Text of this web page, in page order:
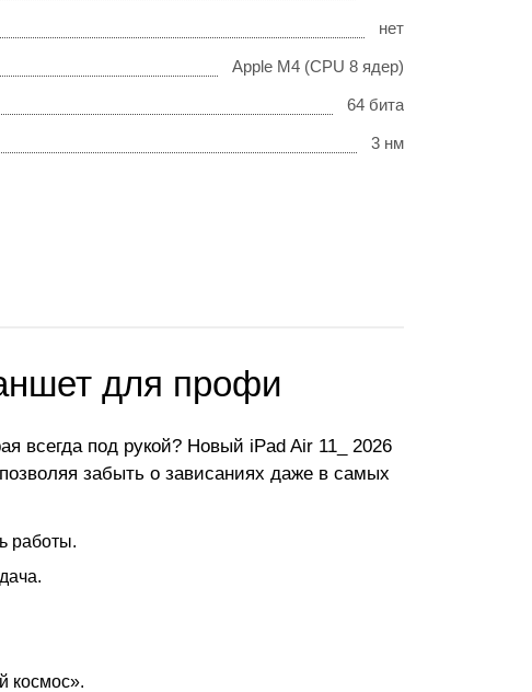
нет
Apple M4 (CPU 8 ядер)
64 бита
3 нм
для профи
всегда под рукой? Новый iPad Air 11_ 2026
забыть о зависаниях даже в самых
работы.
космос».